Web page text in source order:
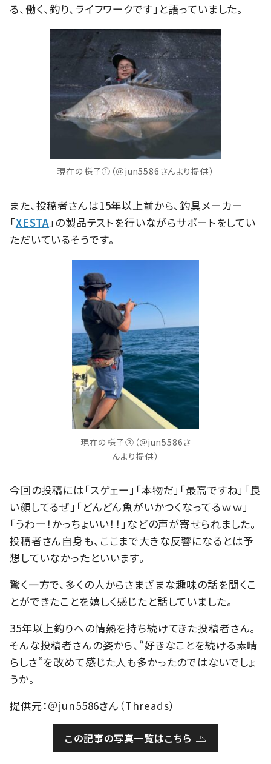
る、働く、釣り、ライフワークです」と語っていました。
現在の様子①（＠jun5586さんより提供）
また、投稿者さんは15年以上前から、釣具メーカー
「XESTA 」の製品テストを行いながらサポートをしてい
ただいているそうです。
現在の様子③（＠jun5586さ
んより提供）
今回の投稿には「スゲェー」「本物だ」「最高ですね」「良
い顔してるぜ」「どんどん魚がいかつくなってるｗｗ」
「うわー！かっちょいい！！」などの声が寄せられました。
投稿者さん自身も、ここまで大きな反響になるとは予
想していなかったといいます。
驚く一方で、多くの人からさまざまな趣味の話を聞くこ
とができたことを嬉しく感じたと話していました。
35年以上釣りへの情熱を持ち続けてきた投稿者さん。
そんな投稿者さんの姿から、“好きなことを続ける素晴
らしさ”を改めて感じた人も多かったのではないでしょ
うか。
提供元：＠jun5586さん（Threads）
この記事の写真一覧はこちら